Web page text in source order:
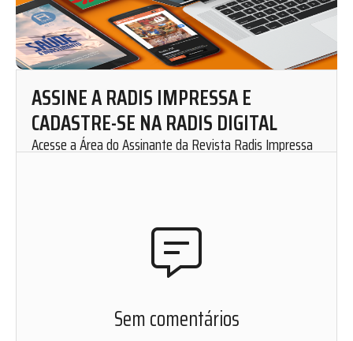
ASSINE A RADIS IMPRESSA E
CADASTRE-SE NA RADIS DIGITAL
Acesse a Área do Assinante da Revista Radis Impressa
ACESSAR ÁREA DO ASSINANTE
Sem comentários